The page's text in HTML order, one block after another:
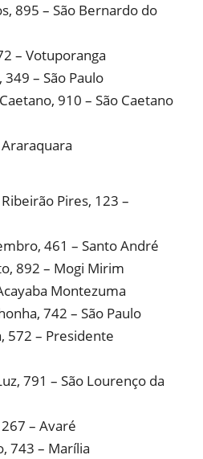
895 – São Bernardo do
– Votuporanga
– São Paulo
910 – São Caetano
Pires, 123 –
461 – Santo André
892 – Mogi Mirim
Montezuma
742 – São Paulo
572 – Presidente
791 – São Lourenço da
– Avaré
743 – Marília